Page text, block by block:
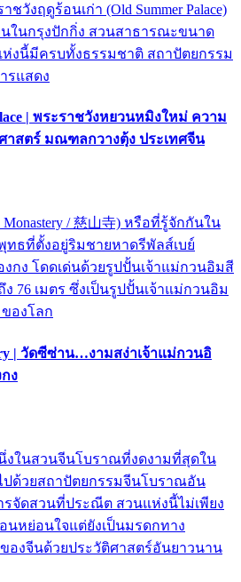
วังฤดูร้อนเก่า (Old Summer Palace)
ในกรุงปักกิ่ง สวนสาธารณะขนาด
ห่งนี้มีครบทั้งธรรมชาติ สถาปัตยกรรม
รแสดง
| พระราชวังหยวนหมิงใหม่ ความ
าสตร์ มณฑลกวางตุ้ง ประเทศจีน
Monastery / 慈山寺) หรือที่รู้จักกันใน
ทธที่ตั้งอยู่ริมชายหาดรีพัลส์เบย์
องกง โดดเด่นด้วยรูปปั้นเจ้าแม่กวนอิมสี
76 เมตร ซึ่งเป็นรูปปั้นเจ้าแม่กวนอิม
องโลก
| วัดซีซ่าน…งามสง่าเจ้าแม่กวนอิ
ง
งในสวนจีนโบราณที่งดงามที่สุดใน
ไปด้วยสถาปัตยกรรมจีนโบราณอัน
รจัดสวนที่ประณีต สวนแห่งนี้ไม่เพียง
นหย่อนใจแต่ยังเป็นมรดกทาง
งจีนด้วยประวัติศาสตร์อันยาวนาน